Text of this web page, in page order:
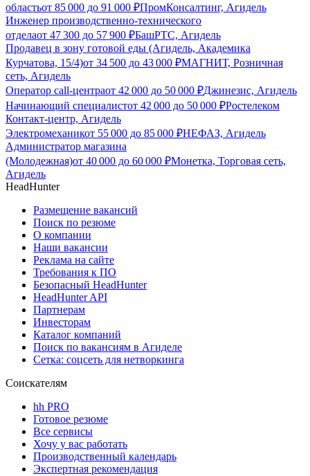
областьот 85 000 до 91 000 ₽ПромКонсалтинг, Агидель
Инженер производственно-технического
отделаот 47 300 до 57 900 ₽БашРТС, Агидель
Продавец в зону готовой еды (Агидель, Академика
Курчатова, 15/4)от 34 500 до 43 000 ₽МАГНИТ, Розничная
сеть, Агидель
Оператор call-центраот 42 000 до 50 000 ₽Джинезис, Агидель
Начинающий специалистот 42 000 до 50 000 ₽Ростелеком
Контакт-центр, Агидель
Электромеханикот 55 000 до 85 000 ₽НЕФАЗ, Агидель
Администратор магазина
(Молодежная)от 40 000 до 60 000 ₽Монетка, Торговая сеть,
Агидель
HeadHunter
Размещение вакансий
Поиск по резюме
О компании
Наши вакансии
Реклама на сайте
Требования к ПО
Безопасный HeadHunter
HeadHunter API
Партнерам
Инвесторам
Каталог компаний
Поиск по вакансиям в Агиделе
Сетка: соцсеть для нетворкинга
Соискателям
hh PRO
Готовое резюме
Все сервисы
Хочу у вас работать
Производственный календарь
Экспертная рекомендация